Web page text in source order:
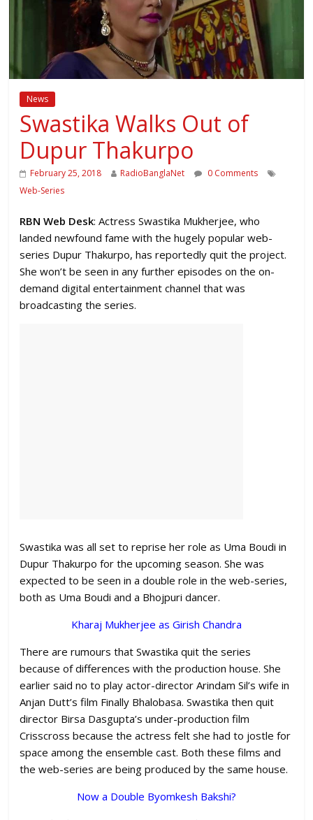
News
Swastika Walks Out of
Dupur Thakurpo
February 25, 2018 RadioBanglaNet
0 Comments
Web-Series
RBN Web Desk: Actress Swastika Mukherjee, who
landed newfound fame with the hugely popular web-
series Dupur Thakurpo, has reportedly quit the project.
She won’t be seen in any further episodes on the on-
demand digital entertainment channel that was
broadcasting the series.
Swastika was all set to reprise her role as Uma Boudi in
Dupur Thakurpo for the upcoming season. She was
expected to be seen in a double role in the web-series,
both as Uma Boudi and a Bhojpuri dancer.
Kharaj Mukherjee as Girish Chandra
There are rumours that Swastika quit the series
because of differences with the production house. She
earlier said no to play actor-director Arindam Sil’s wife in
Anjan Dutt’s film Finally Bhalobasa. Swastika then quit
director Birsa Dasgupta’s under-production film
Crisscross because the actress felt she had to jostle for
space among the ensemble cast. Both these films and
the web-series are being produced by the same house.
Now a Double Byomkesh Bakshi?